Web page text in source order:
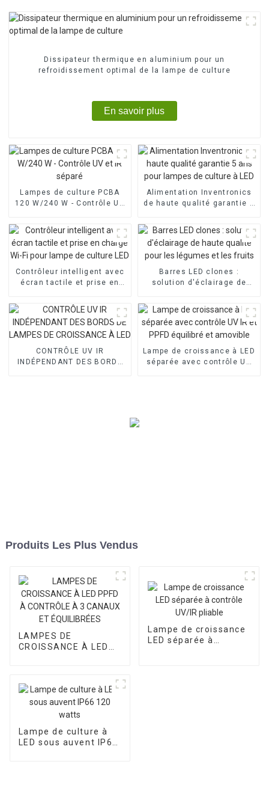
Dissipateur thermique en aluminium pour un
refroidissement optimal de la lampe de culture
En savoir plus
Lampes de culture PCBA
120 W/240 W - Contrôle UV
Alimentation Inventronics
de haute qualité garantie 5
à LED
Contrôleur intelligent avec
écran tactile et prise en
culture LED
Barres LED clones :
solution d'éclairage de
légumes et les fruits
CONTRÔLE UV IR
INDÉPENDANT DES BORDS
Lampe de croissance à LED
séparée avec contrôle UV
Produits Les Plus Vendus
LAMPES DE
CROISSANCE À LED
Lampe de croissance
LED séparée à
Lampe de culture à
LED sous auvent IP66